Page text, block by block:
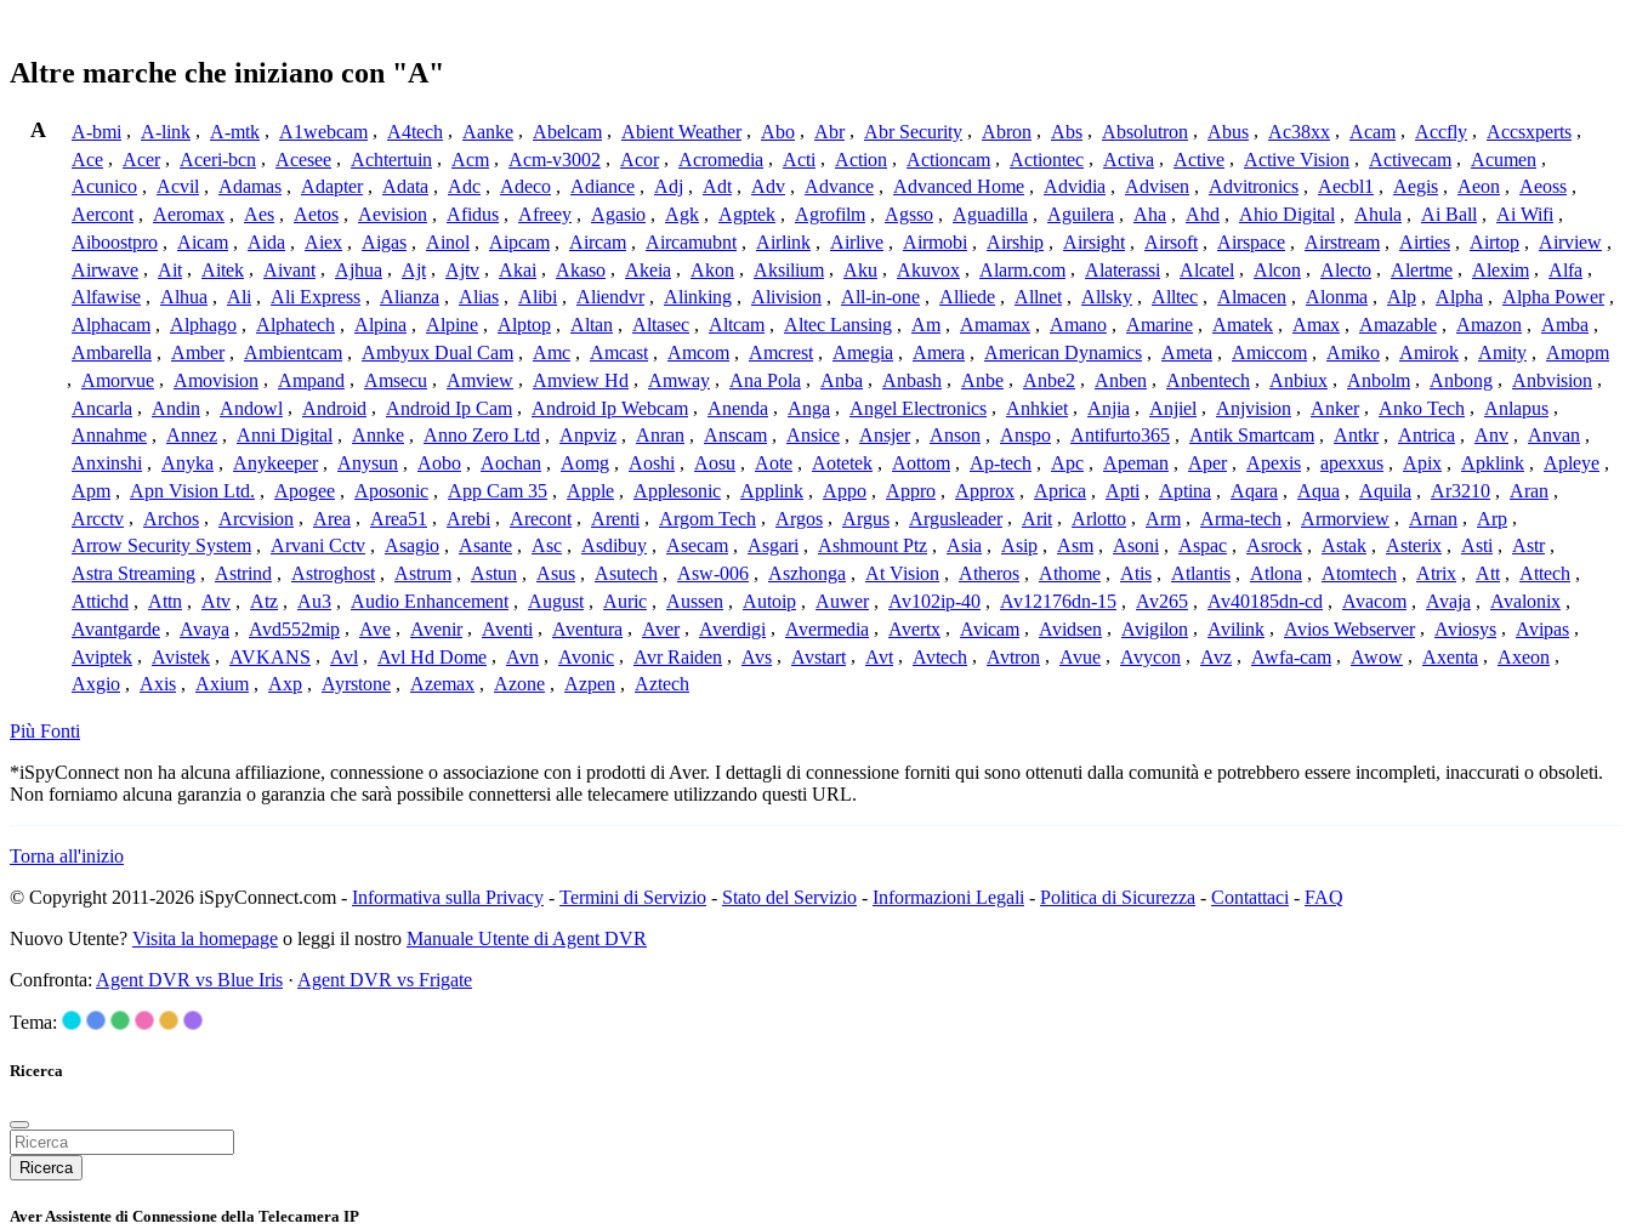
Altre marche che iniziano con "A"
A A-bmi , A-link , A-mtk , A1webcam , A4tech , Aanke , Abelcam , Abient Weather , Abo , Abr , Abr Security , Abron , Abs , Absolutron , Abus , Ac38xx , Acam , Accfly , Accsxperts ,
Ace , Acer , Aceri-bcn , Acesee , Achtertuin , Acm , Acm-v3002 , Acor , Acromedia , Acti , Action , Actioncam , Actiontec , Activa , Active , Active Vision , Activecam , Acumen ,
Acunico , Acvil , Adamas , Adapter , Adata , Adc , Adeco , Adiance , Adj , Adt , Adv , Advance , Advanced Home , Advidia , Advisen , Advitronics , Aecbl1 , Aegis , Aeon , Aeoss ,
Aercont , Aeromax , Aes , Aetos , Aevision , Afidus , Afreey , Agasio , Agk , Agptek , Agrofilm , Agsso , Aguadilla , Aguilera , Aha , Ahd , Ahio Digital , Ahula , Ai Ball , Ai Wifi ,
Aiboostpro , Aicam , Aida , Aiex , Aigas , Ainol , Aipcam , Aircam , Aircamubnt , Airlink , Airlive , Airmobi , Airship , Airsight , Airsoft , Airspace , Airstream , Airties , Airtop , Airview ,
Airwave , Ait , Aitek , Aivant , Ajhua , Ajt , Ajtv , Akai , Akaso , Akeia , Akon , Aksilium , Aku , Akuvox , Alarm.com , Alaterassi , Alcatel , Alcon , Alecto , Alertme , Alexim , Alfa ,
Alfawise , Alhua , Ali , Ali Express , Alianza , Alias , Alibi , Aliendvr , Alinking , Alivision , All-in-one , Alliede , Allnet , Allsky , Alltec , Almacen , Alonma , Alp , Alpha , Alpha Power ,
Alphacam , Alphago , Alphatech , Alpina , Alpine , Alptop , Altan , Altasec , Altcam , Altec Lansing , Am , Amamax , Amano , Amarine , Amatek , Amax , Amazable , Amazon , Amba ,
Ambarella , Amber , Ambientcam , Ambyux Dual Cam , Amc , Amcast , Amcom , Amcrest , Amegia , Amera , American Dynamics , Ameta , Amiccom , Amiko , Amirok , Amity , Amopm
, Amorvue , Amovision , Ampand , Amsecu , Amview , Amview Hd , Amway , Ana Pola , Anba , Anbash , Anbe , Anbe2 , Anben , Anbentech , Anbiux , Anbolm , Anbong , Anbvision ,
Ancarla , Andin , Andowl , Android , Android Ip Cam , Android Ip Webcam , Anenda , Anga , Angel Electronics , Anhkiet , Anjia , Anjiel , Anjvision , Anker , Anko Tech , Anlapus ,
Annahme , Annez , Anni Digital , Annke , Anno Zero Ltd , Anpviz , Anran , Anscam , Ansice , Ansjer , Anson , Anspo , Antifurto365 , Antik Smartcam , Antkr , Antrica , Anv , Anvan ,
Anxinshi , Anyka , Anykeeper , Anysun , Aobo , Aochan , Aomg , Aoshi , Aosu , Aote , Aotetek , Aottom , Ap-tech , Apc , Apeman , Aper , Apexis , apexxus , Apix , Apklink , Apleye ,
Apm , Apn Vision Ltd. , Apogee , Aposonic , App Cam 35 , Apple , Applesonic , Applink , Appo , Appro , Approx , Aprica , Apti , Aptina , Aqara , Aqua , Aquila , Ar3210 , Aran ,
Arcctv , Archos , Arcvision , Area , Area51 , Arebi , Arecont , Arenti , Argom Tech , Argos , Argus , Argusleader , Arit , Arlotto , Arm , Arma-tech , Armorview , Arnan , Arp ,
Arrow Security System , Arvani Cctv , Asagio , Asante , Asc , Asdibuy , Asecam , Asgari , Ashmount Ptz , Asia , Asip , Asm , Asoni , Aspac , Asrock , Astak , Asterix , Asti , Astr ,
Astra Streaming , Astrind , Astroghost , Astrum , Astun , Asus , Asutech , Asw-006 , Aszhonga , At Vision , Atheros , Athome , Atis , Atlantis , Atlona , Atomtech , Atrix , Att , Attech ,
Attichd , Attn , Atv , Atz , Au3 , Audio Enhancement , August , Auric , Aussen , Autoip , Auwer , Av102ip-40 , Av12176dn-15 , Av265 , Av40185dn-cd , Avacom , Avaja , Avalonix ,
Avantgarde , Avaya , Avd552mip , Ave , Avenir , Aventi , Aventura , Aver , Averdigi , Avermedia , Avertx , Avicam , Avidsen , Avigilon , Avilink , Avios Webserver , Aviosys , Avipas ,
Aviptek , Avistek , AVKANS , Avl , Avl Hd Dome , Avn , Avonic , Avr Raiden , Avs , Avstart , Avt , Avtech , Avtron , Avue , Avycon , Avz , Awfa-cam , Awow , Axenta , Axeon ,
Axgio , Axis , Axium , Axp , Ayrstone , Azemax , Azone , Azpen , Aztech
Più Fonti
*iSpyConnect non ha alcuna affiliazione, connessione o associazione con i prodotti di Aver. I dettagli di connessione forniti qui sono ottenuti dalla comunità e potrebbero essere incompleti, inaccurati o obsoleti.
Non forniamo alcuna garanzia o garanzia che sarà possibile connettersi alle telecamere utilizzando questi URL.
Torna all'inizio
© Copyright 2011-2026 iSpyConnect.com - Informativa sulla Privacy - Termini di Servizio - Stato del Servizio - Informazioni Legali - Politica di Sicurezza - Contattaci - FAQ
Nuovo Utente? Visita la homepage o leggi il nostro Manuale Utente di Agent DVR
Confronta: Agent DVR vs Blue Iris · Agent DVR vs Frigate
Tema:
Ricerca
Ricerca
Aver Assistente di Connessione della Telecamera IP